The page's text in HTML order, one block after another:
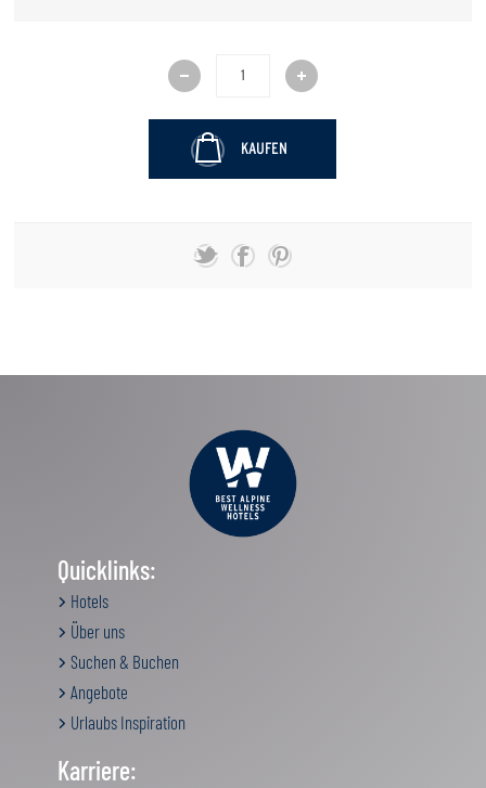
KAUFEN
Quicklinks:
Hotels
Über uns
Suchen & Buchen
Angebote
Urlaubs Inspiration
Karriere: